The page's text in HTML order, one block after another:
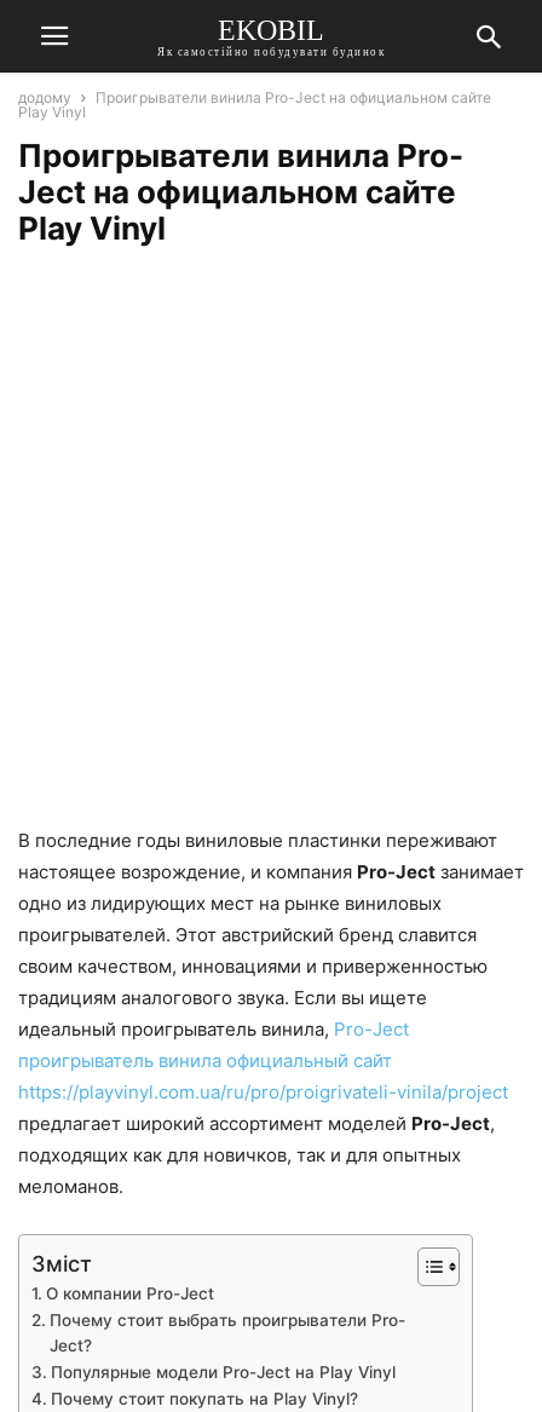
EKOBIL
Як самостійно побудувати будинок
додому
Проигрыватели винила Pro-Ject на официальном сайте
Play Vinyl
Проигрыватели винила Pro-
Ject на официальном сайте
Play Vinyl
В последние годы виниловые пластинки переживают
настоящее возрождение, и компания Pro-Ject занимает
одно из лидирующих мест на рынке виниловых
проигрывателей. Этот австрийский бренд славится
своим качеством, инновациями и приверженностью
традициям аналогового звука. Если вы ищете
идеальный проигрыватель винила, Pro-Ject
проигрыватель винила официальный сайт
https://playvinyl.com.ua/ru/pro/proigrivateli-vinila/project
предлагает широкий ассортимент моделей Pro-Ject,
подходящих как для новичков, так и для опытных
меломанов.
Зміст
О компании Pro-Ject
Почему стоит выбрать проигрыватели Pro-
Ject?
Популярные модели Pro-Ject на Play Vinyl
Почему стоит покупать на Play Vinyl?